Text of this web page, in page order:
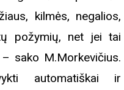
kilmės, negalios,
požymių, net jei tai
sako M.Morkevičius.
automatiškai ir